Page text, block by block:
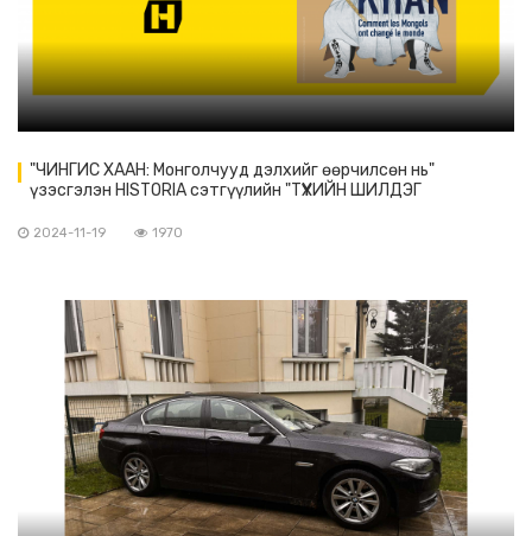
"ЧИНГИС ХААН: Монголчууд дэлхийг өөрчилсөн нь"
үзэсгэлэн HISTORIA сэтгүүлийн "ТҮҮХИЙН ШИЛДЭГ
2024-11-19 1970